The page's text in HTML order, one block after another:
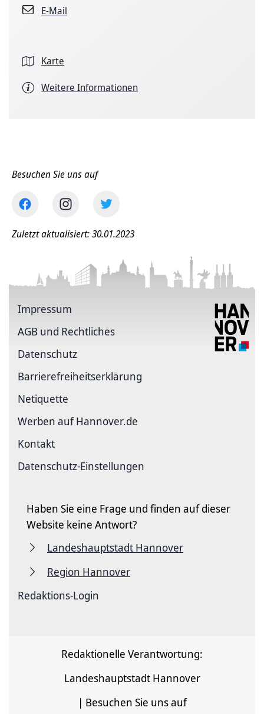
E-Mail
Karte
Weitere Informationen
Besuchen Sie uns auf
Zuletzt aktualisiert: 30.01.2023
Impressum
AGB und Rechtliches
Datenschutz
Barriere­freiheits­erklärung
Netiquette
Werben auf Hannover.de
Kontakt
Datenschutz-Einstellungen
Haben Sie eine Frage und finden auf dieser
Website keine Antwort?
Landeshauptstadt Hannover
Region Hannover
Redaktions-Login
Redaktionelle Verantwortung:
Landeshauptstadt Hannover
| Besuchen Sie uns auf